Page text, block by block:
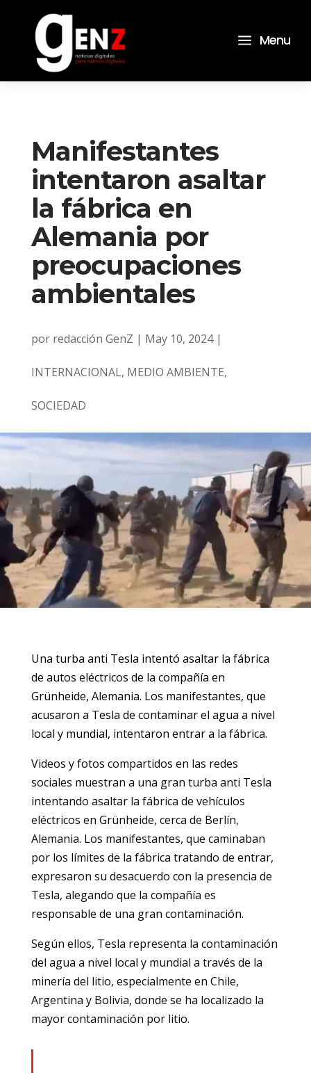
a Menu
Manifestantes
intentaron asaltar
la fábrica en
Alemania por
preocupaciones
ambientales
por redacción GenZ | May 10, 2024|
INTERNACIONAL, MEDIO AMBIENTE,
SOCIEDAD
Una turba anti Tesla intentó asaltar la fábrica
de autos eléctricos de la compañía en
Grünheide, Alemania. Los manifestantes, que
acusaron a Tesla de contaminar el agua a nivel
local y mundial, intentaron entrar a la fábrica.
Videos y fotos compartidos en las redes
sociales muestran a una gran turba anti Tesla
intentando asaltar la fábrica de vehículos
eléctricos en Grünheide, cerca de Berlín,
Alemania. Los manifestantes, que caminaban
por los límites de la fábrica tratando de entrar,
expresaron su desacuerdo con la presencia de
Tesla, alegando que la compañía es
responsable de una gran contaminación.
Según ellos, Tesla representa la contaminación
del agua a nivel local y mundial a través de la
minería del litio, especialmente en Chile,
Argentina y Bolivia, donde se ha localizado la
mayor contaminación por litio.